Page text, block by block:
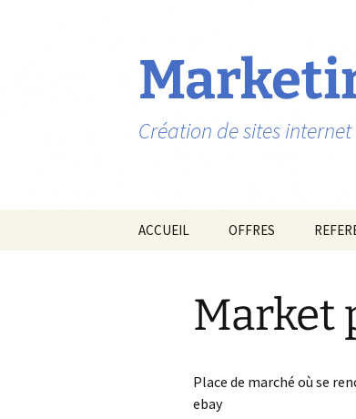
Création de sites
ACCUEIL OFFRES
Market
Place de marché où se
ebay